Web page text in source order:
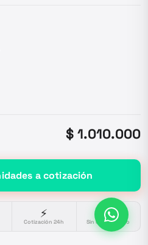
$ 1.010.000
a cotización
⚡
Cotización 24h
🔒
Sin compromiso